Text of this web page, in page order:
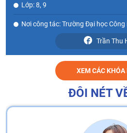
Lớp: 8, 9
Nơi công tác: Trường Đại học Công
Trần Thu
XEM CÁC KHÓA
ĐÔI NÉT